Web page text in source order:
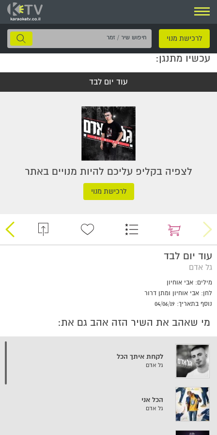
ניווט
לרכישת מנוי
חיפוש
שיר
עכשיו מתנגן:
עוד יום לבד
לצפיה בקליפ עליכם להיות מנויים באתר
לרכישת מנוי
עוד יום לבד
גל אדם
מילים: אבי אוחיון
לחן: אבי אוחיון ומתן דרור
נוסף בתאריך: 04/06/19
מי שאהב את השיר הזה אהב גם את:
לקחת איתך הכל
גל אדם
הכל אני
גל אדם